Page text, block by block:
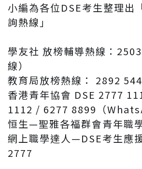
小編為各位DSE考生整理出
詢熱線」
學友社 放榜輔導熱線：
線）
教育局放榜熱線： 2892
香港青年協會 DSE 2777
1112 / 6277 8899（
恒生—聖雅各福群會青年職
網上職學達人—DSE考生應
2777